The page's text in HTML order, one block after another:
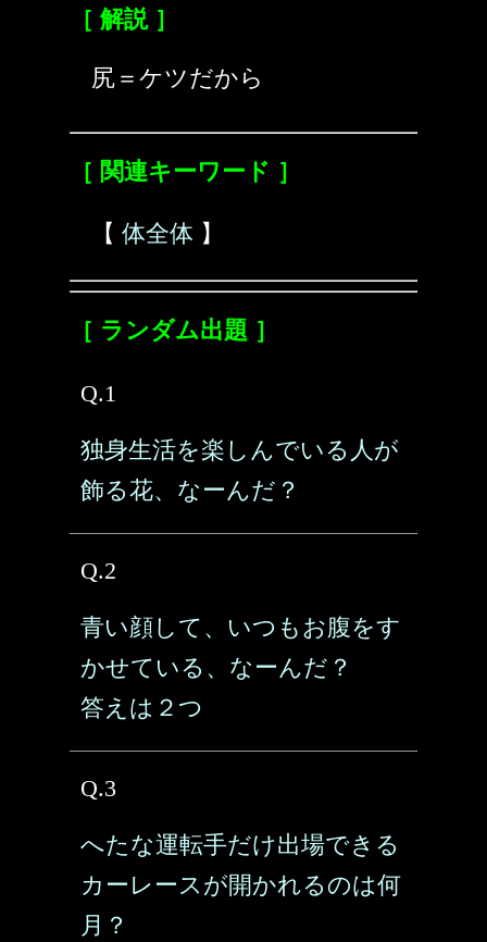
［ 解説 ］
尻＝ケツだから
［ 関連キーワード ］
【 体全体 】
［ ランダム出題 ］
Q.1
独身生活を楽しんでいる人が
飾る花、なーんだ？
Q.2
青い顔して、いつもお腹をす
かせている、なーんだ？
答えは２つ
Q.3
へたな運転手だけ出場できる
カーレースが開かれるのは何
月？